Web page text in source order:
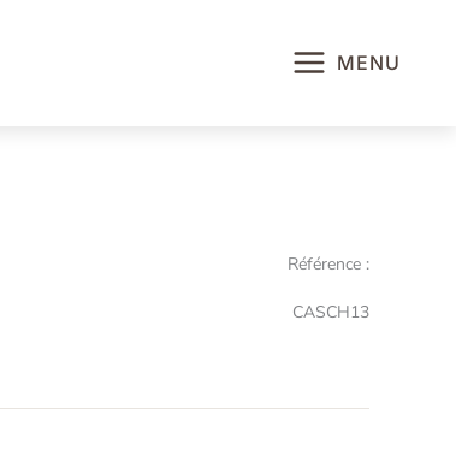
MENU
Référence :
CASCH13